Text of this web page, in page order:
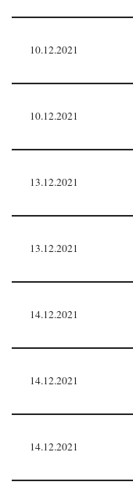
10.12.2021
10.12.2021
13.12.2021
13.12.2021
14.12.2021
14.12.2021
14.12.2021